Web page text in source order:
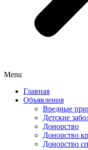
Menu
Главная
Объявления
Вредные
Детские
Донорство
Донорство
Донорство